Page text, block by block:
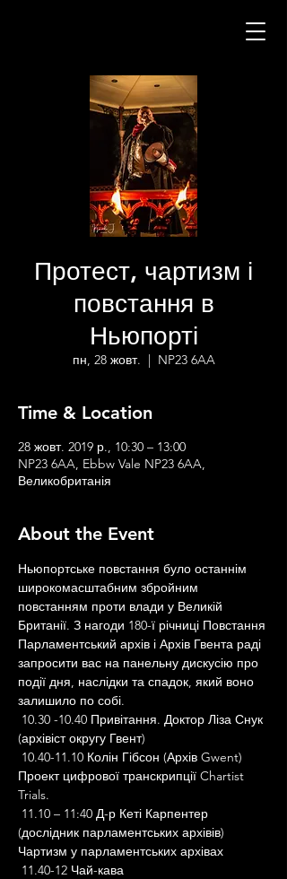
Протест, чартизм і
повстання в
Ньюпорті
пн, 28 жовт.
  |
NP23 6AA
Time & Location
28 жовт. 2019 р., 10:30 – 13:00
NP23 6AA, Ebbw Vale NP23 6AA,
Великобританія
About the Event
Ньюпортське повстання було останнім
широкомасштабним збройним
повстанням проти влади у Великій
Британії. З нагоди 180-ї річниці Повстання
Парламентський архів і Архів Гвента раді
запросити вас на панельну дискусію про
події дня, наслідки та спадок, який воно
залишило по собі.
(архівіст округу Гвент)
Проект цифрової транскрипції Chartist
Trials.
(дослідник парламентських архівів)
Чартизм у парламентських архівах
11.40-12 Чай-кава